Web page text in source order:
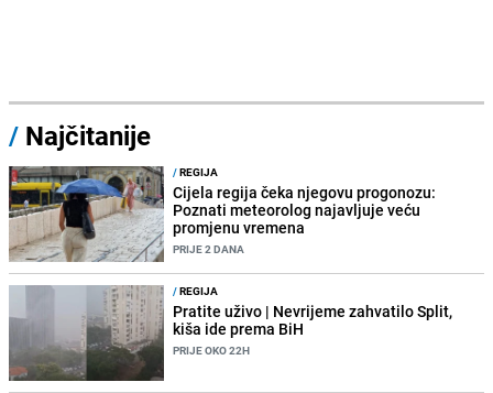
/ Najčitanije
/REGIJA
Cijela regija čeka njegovu progonozu:
Poznati meteorolog najavljuje veću
promjenu vremena
PRIJE 2 DANA
/REGIJA
Pratite uživo | Nevrijeme zahvatilo Split,
kiša ide prema BiH
PRIJE OKO 22H